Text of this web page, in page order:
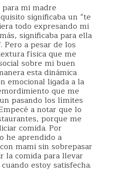
mi madre
significaba un “te
todo expresando mi
significaba para ella
Pero a pesar de los
física que me
sobre mi buen
esta dinámica
emocional ligada a la
que me
pasando los límites
a notar que lo
porque me
comida. Por
he aprendido a
mami sin sobrepasar
la comida para llevar
estoy satisfecha.